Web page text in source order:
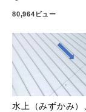
80,964ビュー
水上（みずかみ